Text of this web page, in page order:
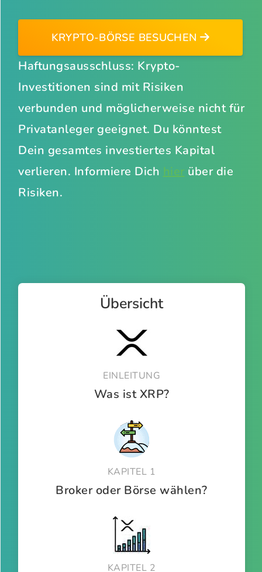
KRYPTO-BÖRSE BESUCHEN
Haftungsausschluss: Krypto-
Investitionen sind mit Risiken
verbunden und möglicherweise nicht für
Privatanleger geeignet. Du könntest
Dein gesamtes investiertes Kapital
verlieren. Informiere Dich hier über die
Risiken.
Übersicht
EINLEITUNG
Was ist XRP?
KAPITEL 1
Broker oder Börse wählen?
KAPITEL 2